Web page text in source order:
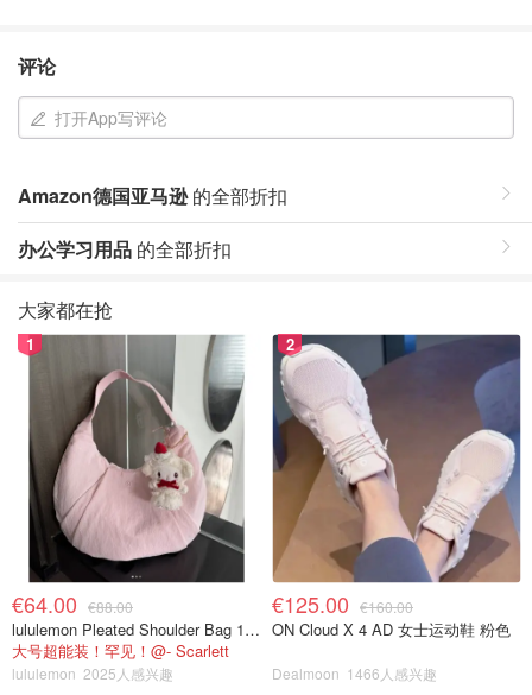
评论
打开App写评论
Amazon德国亚马逊的全部折扣
办公学习用品 的全部折扣
大家都在抢
1
€64.00 €88.00
lululemon Pleated Shoulder Bag 10L 单肩包
大号超能装！罕见！@- Scarlett
lululemon 2025人感兴趣
2
€125.00 €160.00
ON Cloud X 4 AD 女士运动鞋 粉色
Dealmoon 1466人感兴趣